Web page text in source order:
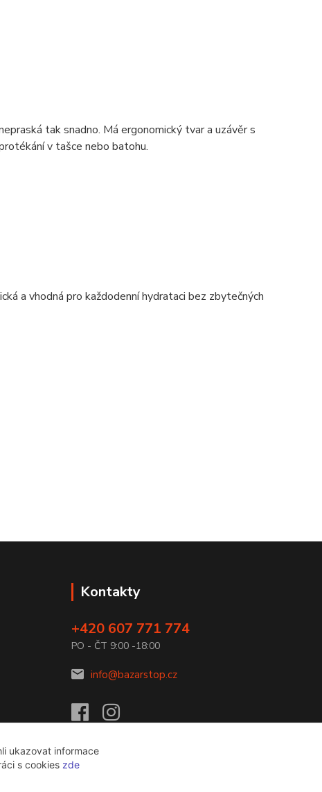
tak snadno. Má ergonomický tvar a uzávěr s
v tašce nebo batohu.
a vhodná pro každodenní hydrataci bez zbytečných
Kontakty
+420 607 771 774
PO - ČT 9:00 -18:00
info@bazarstop.cz
ukazovat informace
s cookies zde